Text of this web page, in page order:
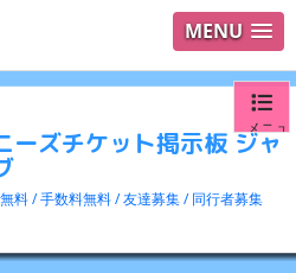
MENU
ーズチケット掲示板 ジャ
料 / 手数料無料 / 友達募集 / 同行者募集
メニュ
ログイ
ユーザ